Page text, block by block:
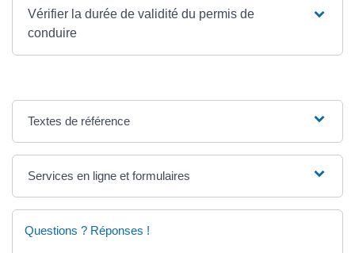
Vérifier la durée de validité du permis de
conduire
Textes de référence
Services en ligne et formulaires
Questions ? Réponses !